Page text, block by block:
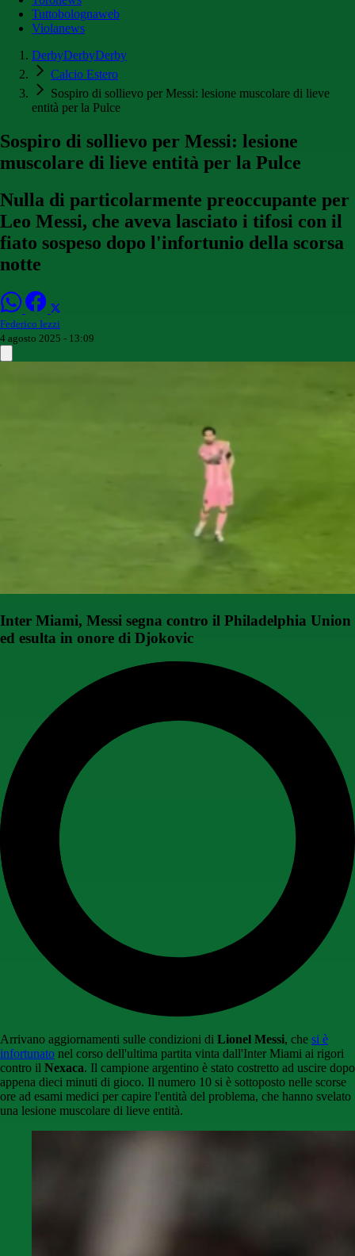
Tuttobolognaweb
Violanews
DerbyDerbyDerby
Calcio Estero
Sospiro di sollievo per Messi: lesione muscolare di lieve
entità per la Pulce
Sospiro di sollievo per Messi: lesione
muscolare di lieve entità per la Pulce
Nulla di particolarmente preoccupante per
Leo Messi, che aveva lasciato i tifosi con il
fiato sospeso dopo l'infortunio della scorsa
notte
Federico Iezzi
4 agosto 2025 - 13:09
Inter Miami, Messi segna contro il Philadelphia Union
ed esulta in onore di Djokovic
Arrivano aggiornamenti sulle condizioni di Lionel Messi, che si è
infortunato nel corso dell'ultima partita vinta dall'Inter Miami ai rigori
contro il Nexaca. Il campione argentino è stato costretto ad uscire dopo
appena dieci minuti di gioco. Il numero 10 si è sottoposto nelle scorse
ore ad esami medici per capire l'entità del problema, che hanno svelato
una lesione muscolare di lieve entità.